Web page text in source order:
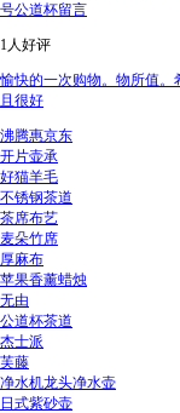
号公道杯留言
1人好评
愉快的一次购物。物所值
且很好
沸腾惠京东
开片壶承
好猫羊毛
不锈钢茶道
茶席布艺
麦朵竹席
厚麻布
苹果香薰蜡烛
无由
公道杯茶道
杰士派
芙藤
净水机龙头净水壶
日式紫砂壶